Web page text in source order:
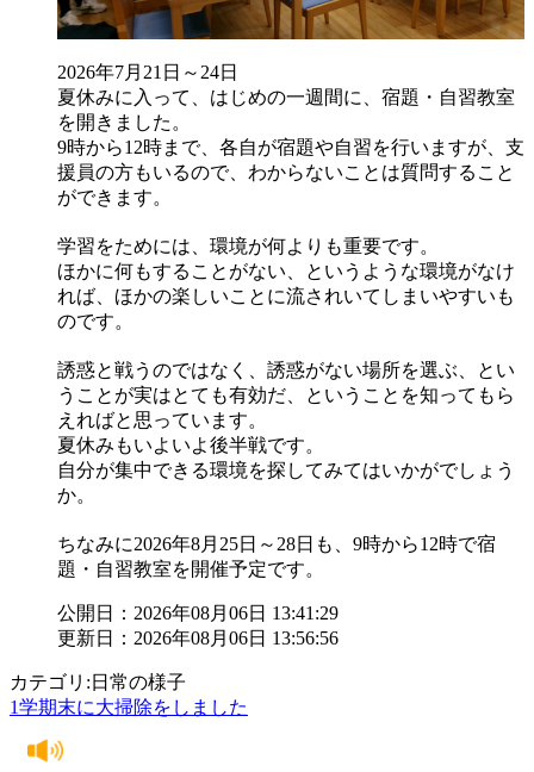
2026年7月21日～24日
夏休みに入って、はじめの一週間に、宿題・自習教室
を開きました。
9時から12時まで、各自が宿題や自習を行いますが、支
援員の方もいるので、わからないことは質問すること
ができます。
学習をためには、環境が何よりも重要です。
ほかに何もすることがない、というような環境がなけ
れば、ほかの楽しいことに流されいてしまいやすいも
のです。
誘惑と戦うのではなく、誘惑がない場所を選ぶ、とい
うことが実はとても有効だ、ということを知ってもら
えればと思っています。
夏休みもいよいよ後半戦です。
自分が集中できる環境を探してみてはいかがでしょう
か。
ちなみに2026年8月25日～28日も、9時から12時で宿
題・自習教室を開催予定です。
公開日：2026年08月06日 13:41:29
更新日：2026年08月06日 13:56:56
カテゴリ:日常の様子
1学期末に大掃除をしました